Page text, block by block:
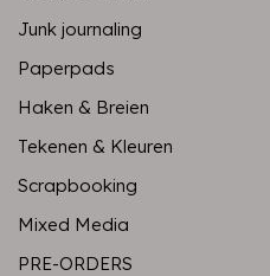
Junk journaling
Paperpads
Haken & Breien
Tekenen & Kleuren
Scrapbooking
Mixed Media
PRE-ORDERS